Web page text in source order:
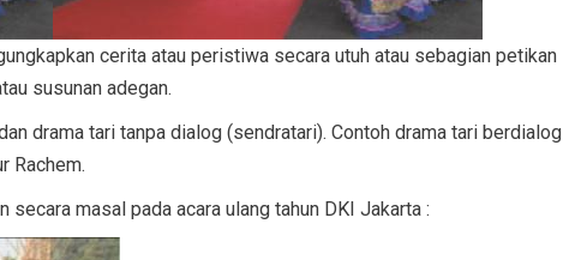
cerita atau peristiwa secara utuh atau sebagian petikan
susunan adegan.
drama tari tanpa dialog (sendratari). Contoh drama tari berdialog
Rachem.
masal pada acara ulang tahun DKI Jakarta :